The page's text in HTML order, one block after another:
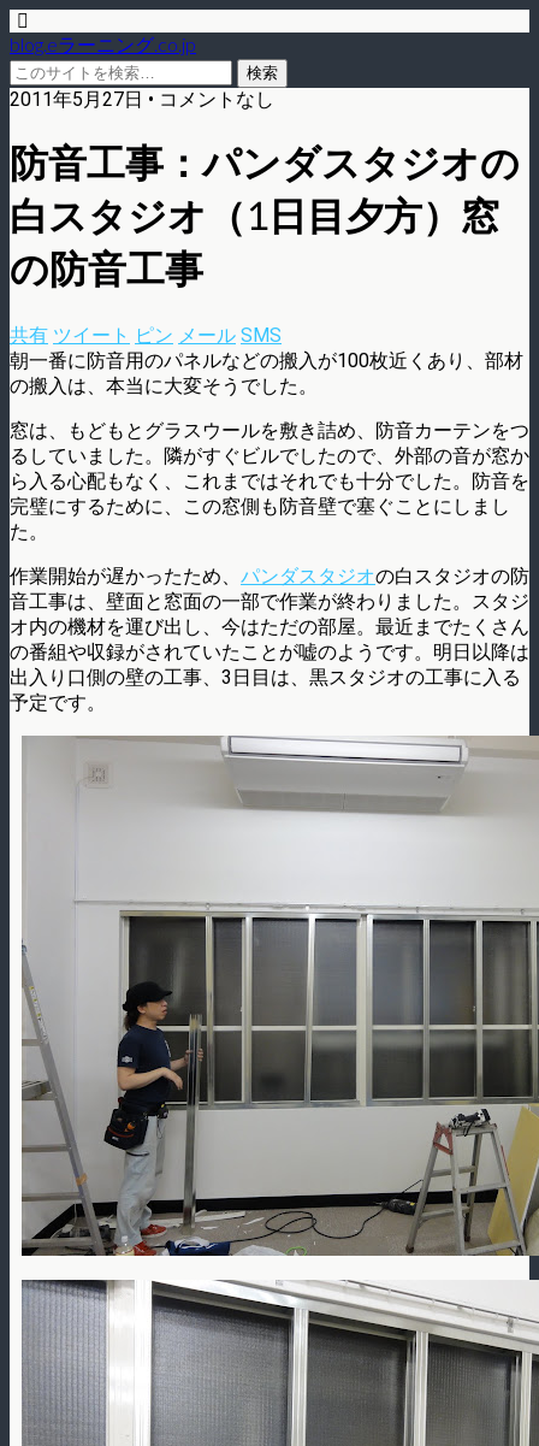
blog.eラーニング.co.jp
2011年5月27日 • コメントなし
防音工事：パンダスタジオの
白スタジオ（1日目夕方）窓
の防音工事
共有 ツイート ピン メール SMS
朝一番に防音用のパネルなどの搬入が100枚近くあり、部材
の搬入は、本当に大変そうでした。
窓は、もどもとグラスウールを敷き詰め、防音カーテンをつ
るしていました。隣がすぐビルでしたので、外部の音が窓か
ら入る心配もなく、これまではそれでも十分でした。防音を
完璧にするために、この窓側も防音壁で塞ぐことにしまし
た。
作業開始が遅かったため、 パンダスタジオの白スタジオの防
音工事は、壁面と窓面の一部で作業が終わりました。スタジ
オ内の機材を運び出し、今はただの部屋。最近までたくさん
の番組や収録がされていたことが嘘のようです。明日以降は
出入り口側の壁の工事、3日目は、黒スタジオの工事に入る
予定です。